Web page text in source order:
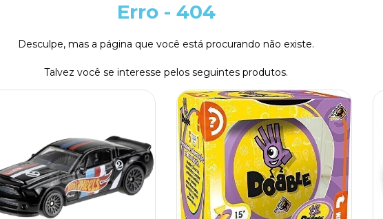
Erro - 404
Desculpe, mas a página que você está procurando não existe.
Talvez você se interesse pelos seguintes produtos.